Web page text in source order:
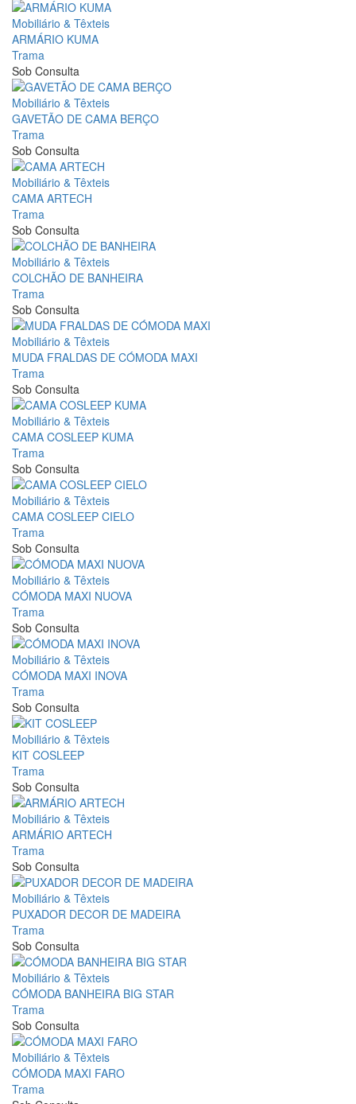
Mobiliário & Têxteis
ARMÁRIO KUMA
Trama
Sob Consulta
Mobiliário & Têxteis
GAVETÃO DE CAMA BERÇO
Trama
Sob Consulta
Mobiliário & Têxteis
CAMA ARTECH
Trama
Sob Consulta
Mobiliário & Têxteis
COLCHÃO DE BANHEIRA
Trama
Sob Consulta
Mobiliário & Têxteis
MUDA FRALDAS DE CÓMODA MAXI
Trama
Sob Consulta
Mobiliário & Têxteis
CAMA COSLEEP KUMA
Trama
Sob Consulta
Mobiliário & Têxteis
CAMA COSLEEP CIELO
Trama
Sob Consulta
Mobiliário & Têxteis
CÓMODA MAXI NUOVA
Trama
Sob Consulta
Mobiliário & Têxteis
CÓMODA MAXI INOVA
Trama
Sob Consulta
Mobiliário & Têxteis
KIT COSLEEP
Trama
Sob Consulta
Mobiliário & Têxteis
ARMÁRIO ARTECH
Trama
Sob Consulta
Mobiliário & Têxteis
PUXADOR DECOR DE MADEIRA
Trama
Sob Consulta
Mobiliário & Têxteis
CÓMODA BANHEIRA BIG STAR
Trama
Sob Consulta
Mobiliário & Têxteis
CÓMODA MAXI FARO
Trama